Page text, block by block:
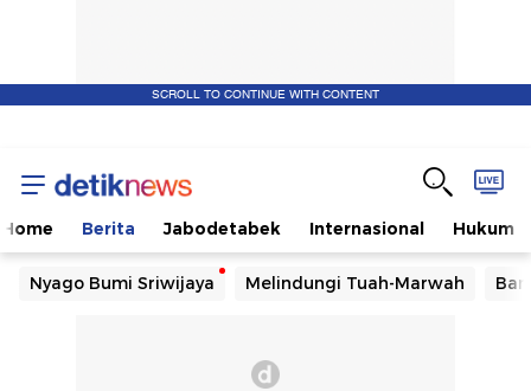
SCROLL TO CONTINUE WITH CONTENT
Home Berita Jabodetabek Internasional Hukum
Nyago Bumi Sriwijaya Melindungi Tuah-Marwah